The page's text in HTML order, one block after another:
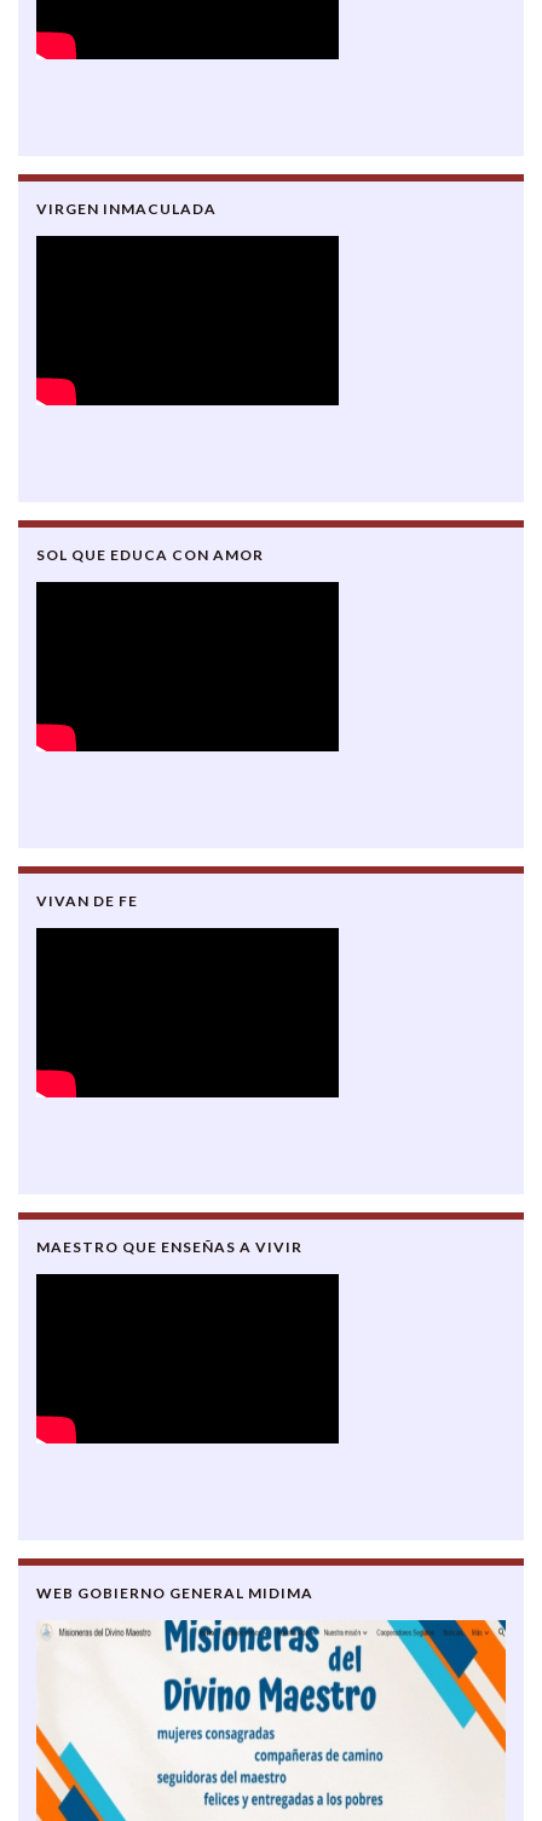
VIRGEN INMACULADA
SOL QUE EDUCA CON AMOR
VIVAN DE FE
MAESTRO QUE ENSEÑAS A VIVIR
WEB GOBIERNO GENERAL MIDIMA